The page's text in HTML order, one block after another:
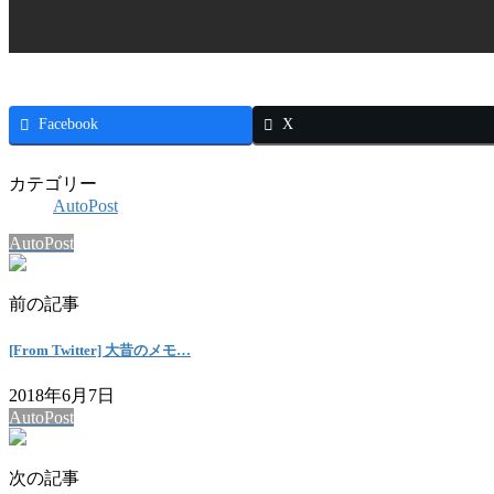
Facebook X
カテゴリー
AutoPost
AutoPost
前の記事
[From Twitter] 大昔のメモ…
2018年6月7日
AutoPost
次の記事